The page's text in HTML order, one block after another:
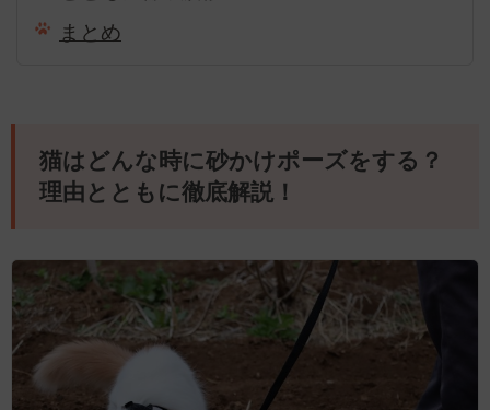
まとめ
猫はどんな時に砂かけポーズをする？
理由とともに徹底解説！